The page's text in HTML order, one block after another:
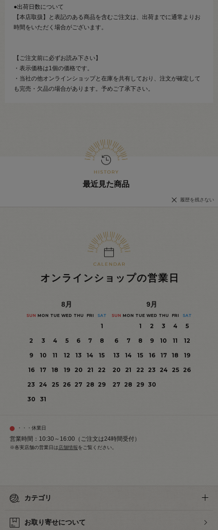
●出荷日数について
【本店取扱】と表記のある商品を含むご注文は、出荷までに通常よりお
時間をいただく場合がございます。
【ご注文前に必ずお読み下さい】
・表示価格は1個の価格です。
・当社の他オンラインショップと在庫を共有しており、注文が確定して
も完売・欠品の場合があります。予めご了承下さい。
最近見た商品
履歴を残さない
オンラインショップの営業日
8月
SUN MON TUE WED THU FRI SAT
1
2
3 4 5 6 7
8
9
10 11 12 13 14
15
16
17 18 19 20 21
22
23
24 25 26 27 28 29
30
31
9月
SUN MON TUE WED THU FRI SAT
1 2 3 4
5
6
7 8 9 10 11
12
13
14 15 16 17 18
19
20
21 22 23 24 25
26
27 28 29 30
・・・休業日
営業時間：10:30～16:00（ご注文は24時間受付）
※各実店舗の営業日は 店舗情報をご覧ください。
カテゴリ
お取り寄せについて